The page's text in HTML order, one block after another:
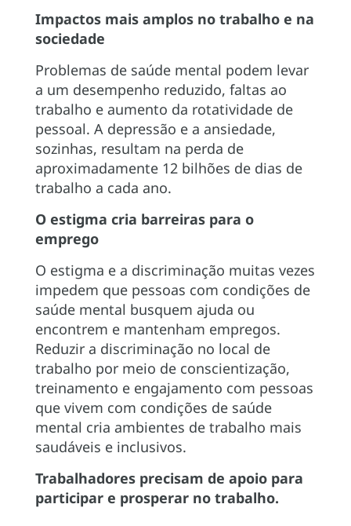
Impactos mais amplos no trabalho e na
sociedade
Problemas de saúde mental podem levar
a um desempenho reduzido, faltas ao
trabalho e aumento da rotatividade de
pessoal. A depressão e a ansiedade,
sozinhas, resultam na perda de
aproximadamente 12 bilhões de dias de
trabalho a cada ano.
O estigma cria barreiras para o
emprego
O estigma e a discriminação muitas vezes
impedem que pessoas com condições de
saúde mental busquem ajuda ou
encontrem e mantenham empregos.
Reduzir a discriminação no local de
trabalho por meio de conscientização,
treinamento e engajamento com pessoas
que vivem com condições de saúde
mental cria ambientes de trabalho mais
saudáveis e inclusivos.
Trabalhadores precisam de apoio para
participar e prosperar no trabalho.